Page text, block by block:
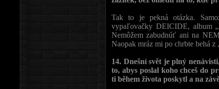
Tak to je pekná otázka.
vypaľovačky DEICIDE, album
Nemôžem zabudnúť ani na
Naopak mráz mi po chrbte behá
14. Dnešní svět je plný
to, abys poslal koho chceš do
ti během života poskytl a na